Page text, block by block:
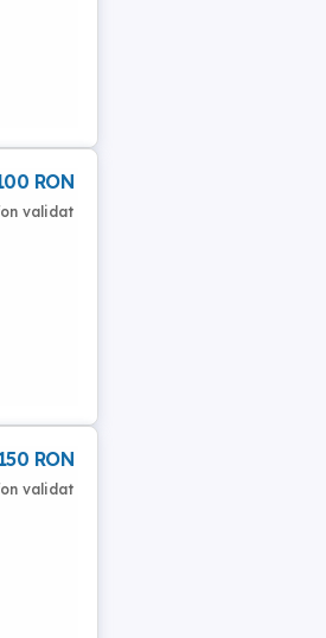
RON
validat
150 RON
validat